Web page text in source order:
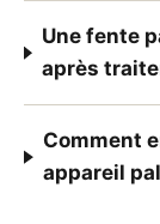
Une fente
après
Comment
appareil